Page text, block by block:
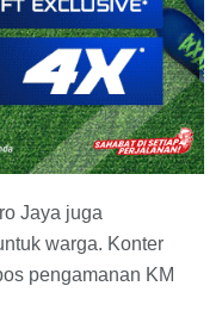
Jaya juga
warga. Konter
pengamanan KM